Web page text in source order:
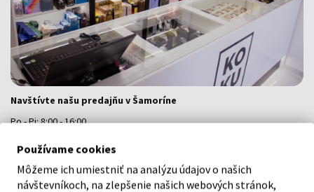
Navštívte našu predajňu v Šamoríne
Po - Pi: 8:00 - 16:00
Na Bratislavskej 64/76, Šamorín, 931 01
VŠETKO O NÁKUPE
Používame cookies
Môžeme ich umiestniť na analýzu údajov o našich
návštevníkoch, na zlepšenie našich webových stránok,